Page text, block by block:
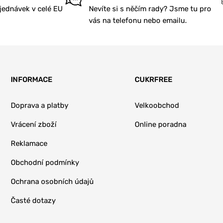
v celé EU
Nevíte si s něčím rady? Jsme tu pro
vás na telefonu nebo emailu.
INFORMACE
Doprava a platby
Vrácení zboží
Reklamace
Obchodní podmínky
Ochrana osobních údajů
Časté dotazy
CUKRFREE
Velkoobchod
Online poradna